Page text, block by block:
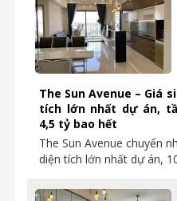
The Sun Avenue – Giá
tích lớn nhất dự án,
4,5 tỷ bao hết
The Sun Avenue chuyển
diện tích lớn nhất dự án,